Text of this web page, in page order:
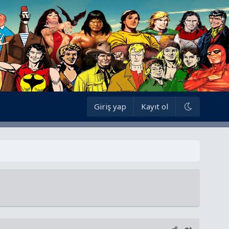
Giriş yap Kayıt ol